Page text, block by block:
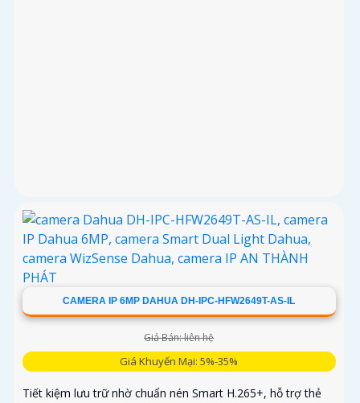
CAMERA IP 6MP DAHUA DH-IPC-HFW2649T-AS-IL
Giá Bán: liên hệ
Giá Khuyến Mại: 5%-35%
Tiết kiệm lưu trữ nhờ chuẩn nén Smart H.265+, hỗ trợ thẻ